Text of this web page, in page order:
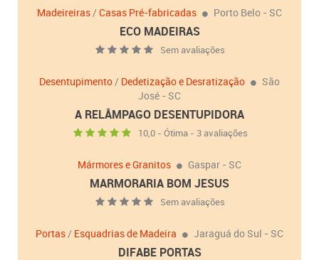
Madeireiras/Casas Pré-fabricadas Porto Belo - SC
ECO MADEIRAS
Sem avaliações
Desentupimento/ Dedetização e Desratização
São
José - SC
A RELÂMPAGO DESENTUPIDORA
10,0 - Ótima - 3 avaliações
Mármores e Granitos Gaspar - SC
MARMORARIA BOM JESUS
Sem avaliações
Portas/ Esquadrias de Madeira Jaraguá do Sul - SC
DIFABE PORTAS